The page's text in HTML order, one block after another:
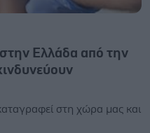
Ελλάδα από την
στη χώρα μας και